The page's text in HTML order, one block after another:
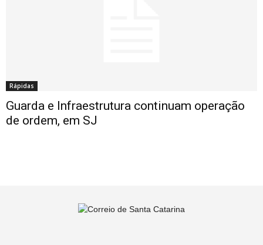
Rápidas
Guarda e Infraestrutura continuam operação
de ordem, em SJ